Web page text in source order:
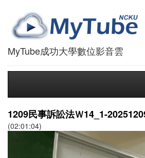
MyTube成功大學數位影音雲
1209民事訴訟法Ｗ14_1-
(02:01:04)